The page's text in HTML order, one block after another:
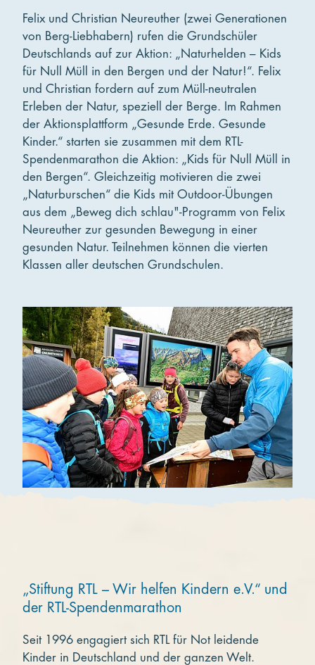
Felix und Christian Neureuther (zwei Generationen
von Berg-Liebhabern) rufen die Grundschüler
Deutschlands auf zur Aktion: „Naturhelden – Kids
für Null Müll in den Bergen und der Natur!“. Felix
und Christian fordern auf zum Müll-neutralen
Erleben der Natur, speziell der Berge. Im Rahmen
der Aktionsplattform „Gesunde Erde. Gesunde
Kinder.“ starten sie zusammen mit dem RTL-
Spendenmarathon die Aktion: „Kids für Null Müll in
den Bergen“. Gleichzeitig motivieren die zwei
„Naturburschen“ die Kids mit Outdoor-Übungen
aus dem „Beweg dich schlau"-Programm von Felix
Neureuther zur gesunden Bewegung in einer
gesunden Natur. Teilnehmen können die vierten
Klassen aller deutschen Grundschulen.
„Stiftung RTL – Wir helfen Kindern e.V.“ und
der RTL-Spendenmarathon
Seit 1996 engagiert sich RTL für Not leidende
Kinder in Deutschland und der ganzen Welt.